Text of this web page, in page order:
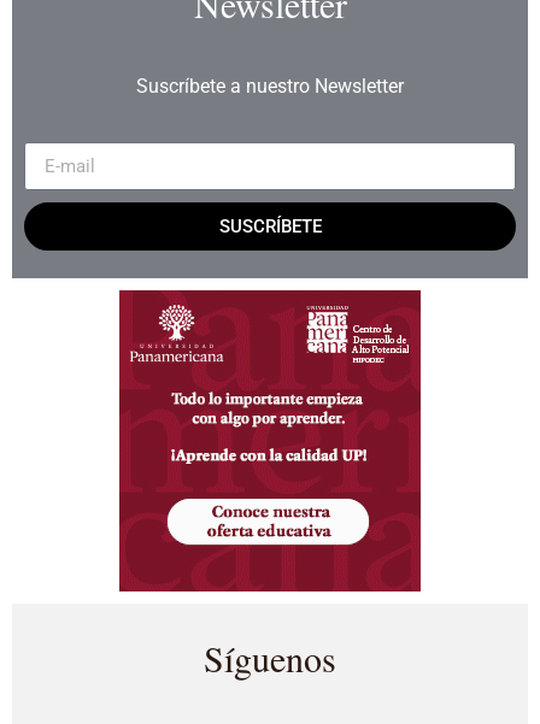
Suscríbete a nuestro Newsletter
SUSCRÍBETE
Síguenos